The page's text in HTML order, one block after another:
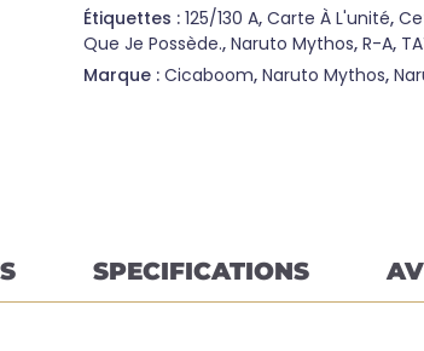
Étiquettes :125/130 A,Carte À L'unité,
Que Je Possède.,Naruto Mythos,R-A,
Marque :Cicaboom,Naruto Mythos,
SPECIFICATIONS